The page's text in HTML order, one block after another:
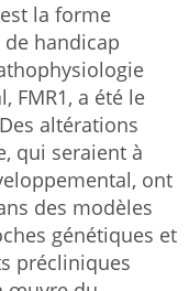
la forme
handicap
FMR1, a été le
altérations
qui seraient à
ont
des modèles
génétiques et
précliniques